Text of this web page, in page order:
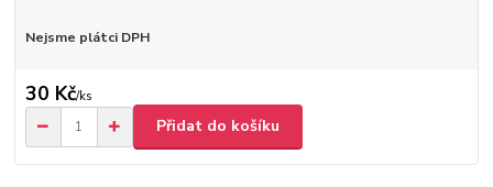
Nejsme plátci DPH
30 Kč/ks
Přidat do košíku